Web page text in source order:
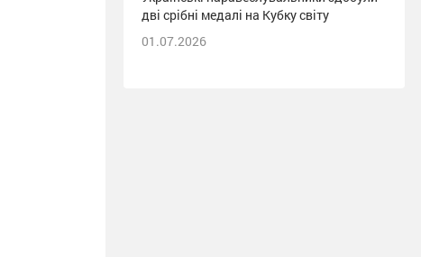
дві срібні медалі на Кубку світу
01.07.2026